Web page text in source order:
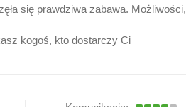
się prawdziwa zabawa. Możliwości,
kogoś, kto dostarczy Ci